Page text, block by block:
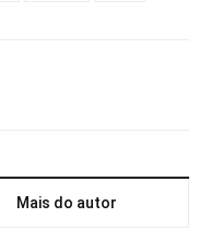
Mais do autor